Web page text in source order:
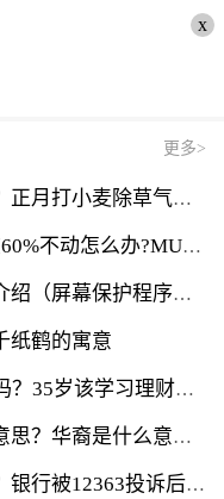
x
更多>
气温多少能打？ 全球短讯
模拟器卡在60%的解决流程
等待时间怎么设置）|当前速读
纸鹤的寓意
学习理财会不会太迟？
思：华侨在侨居国生下的子女
投诉后果是什么？|环球通讯